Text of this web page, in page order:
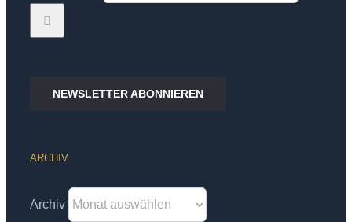
NEWSLETTER ABONNIEREN
ARCHIV
Archiv